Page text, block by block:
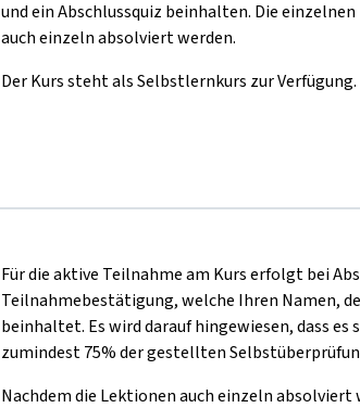
und ein Abschlussquiz beinhalten. Die
auch einzeln absolviert werden.
Der Kurs steht als Selbstlernkurs zur Verfügung.
Für die aktive Teilnahme am Kurs erfolgt bei
Teilnahmebestätigung, welche Ihren Namen,
beinhaltet. Es wird darauf hingewiesen, dass es
zumindest 75% der gestellten
Nachdem die Lektionen auch einzeln